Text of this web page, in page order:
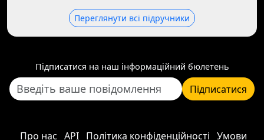
Переглянути всі підручники
Підписатися на наш інформаційний бюлетень
Підписатися
Про нас API Політика конфіденційності Умови